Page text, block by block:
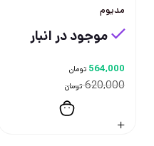
مدیوم
موجود در انبار
620,000 تومان
564,000 تومان